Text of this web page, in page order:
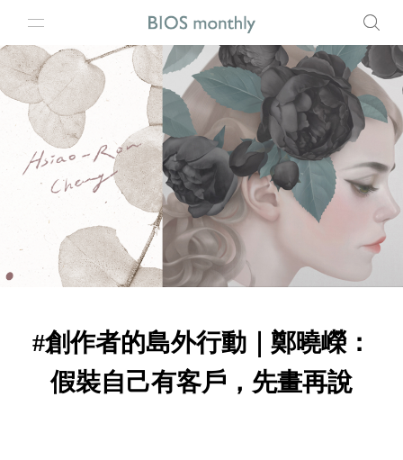
#創作者的島外行動｜鄭曉嶸：
假裝自己有客戶，先畫再說